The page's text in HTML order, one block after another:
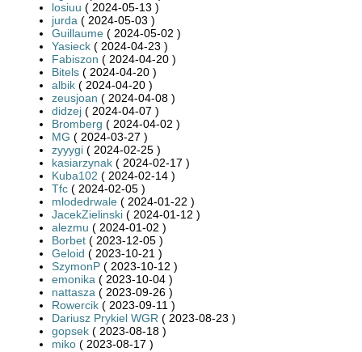
losiuu ( 2024-05-13 )
jurda ( 2024-05-03 )
Guillaume ( 2024-05-02 )
Yasieck ( 2024-04-23 )
Fabiszon ( 2024-04-20 )
Bitels ( 2024-04-20 )
albik ( 2024-04-20 )
zeusjoan ( 2024-04-08 )
didzej ( 2024-04-07 )
Bromberg ( 2024-04-02 )
MG ( 2024-03-27 )
zyyygi ( 2024-02-25 )
kasiarzynak ( 2024-02-17 )
Kuba102 ( 2024-02-14 )
Tfc ( 2024-02-05 )
mlodedrwale ( 2024-01-22 )
JacekZielinski ( 2024-01-12 )
alezmu ( 2024-01-02 )
Borbet ( 2023-12-05 )
Geloid ( 2023-10-21 )
SzymonP ( 2023-10-12 )
emonika ( 2023-10-04 )
nattasza ( 2023-09-26 )
Rowercik ( 2023-09-11 )
Dariusz Prykiel WGR ( 2023-08-23 )
gopsek ( 2023-08-18 )
miko ( 2023-08-17 )